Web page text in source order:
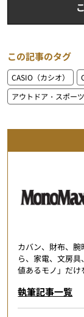
この記事のタグ
CASIO（カシオ）
アウトドア・スポー
カバン、財布、
ら、家電、文房
値あるモノ」だけ
執筆記事一覧